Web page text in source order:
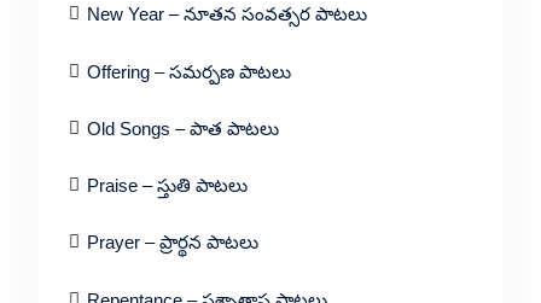
New Year – నూతన సంవత్సర పాటలు
Offering – సమర్పణ పాటలు
Old Songs – పాత పాటలు
Praise – స్తుతి పాటలు
Prayer – ప్రార్థన పాటలు